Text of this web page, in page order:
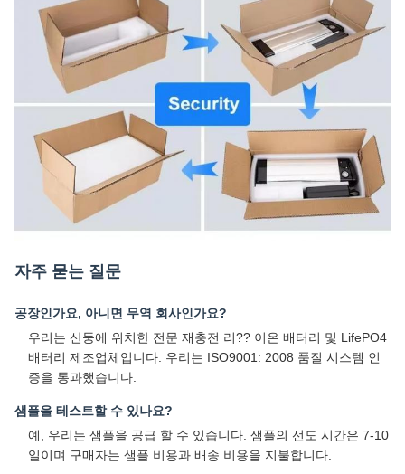
자주 묻는 질문
공장인가요, 아니면 무역 회사인가요?
우리는 산둥에 위치한 전문 재충전 리?? 이온 배터리 및 LifePO4
배터리 제조업체입니다. 우리는 ISO9001: 2008 품질 시스템 인
증을 통과했습니다.
샘플을 테스트할 수 있나요?
예, 우리는 샘플을 공급 할 수 있습니다. 샘플의 선도 시간은 7-10
일이며 구매자는 샘플 비용과 배송 비용을 지불합니다.